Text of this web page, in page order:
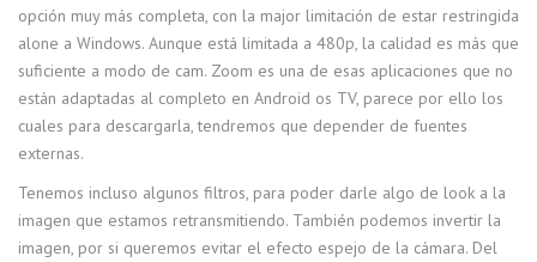
opción muy más completa, con la major limitación de estar restringida
alone a Windows. Aunque está limitada a 480p, la calidad es más que
suficiente a modo de cam. Zoom es una de esas aplicaciones que no
están adaptadas al completo en Android os TV, parece por ello los
cuales para descargarla, tendremos que depender de fuentes
externas.
Tenemos incluso algunos filtros, para poder darle algo de look a la
imagen que estamos retransmitiendo. También podemos invertir la
imagen, por si queremos evitar el efecto espejo de la cámara. Del